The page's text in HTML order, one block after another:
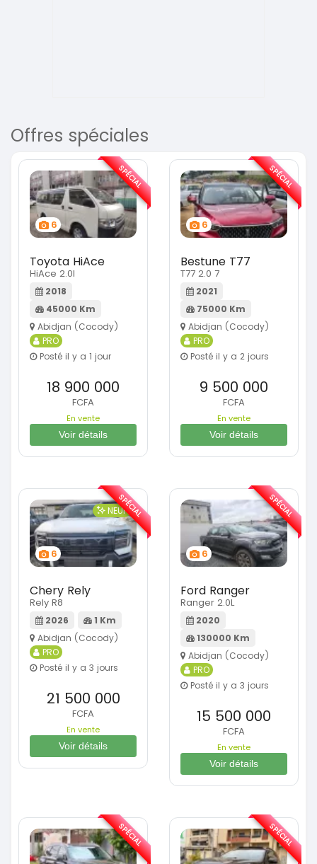
Offres spéciales
6
Toyota HiAce
HiAce 2.0l
2018
45000 Km
Abidjan (Cocody)
PRO
Posté il y a 1 jour
18 900 000
FCFA
En vente
Voir détails
SPÉCIAL
6
Bestune T77
T77 2.0 7
2021
75000 Km
Abidjan (Cocody)
PRO
Posté il y a 2 jours
9 500 000
FCFA
En vente
Voir détails
SPÉCIAL
6
NEUF
Chery Rely
Rely R8
2026
1 Km
Abidjan (Cocody)
PRO
Posté il y a 3 jours
21 500 000
FCFA
En vente
Voir détails
SPÉCIAL
6
Ford Ranger
Ranger 2.0L
2020
130000 Km
Abidjan (Cocody)
PRO
Posté il y a 3 jours
15 500 000
FCFA
En vente
Voir détails
SPÉCIAL
SPÉCIAL SPÉCIAL